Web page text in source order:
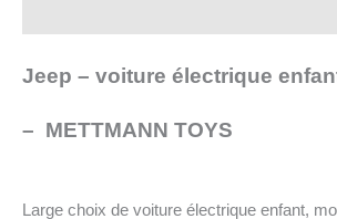
Jeep – voiture électrique
– METTMANN TOYS
Large choix de voiture électrique enfant,